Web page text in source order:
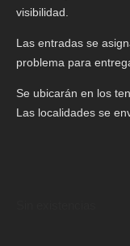
visibilidad.
Las entradas se
problema para
Se ubicarán en los
Las localidades se